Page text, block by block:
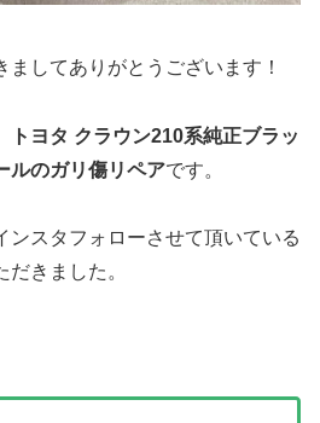
してありがとうございます！
トヨタ クラウン210系純正ブラッ
ルのガリ傷リペアです。
ンスタフォローさせて頂いている
きました。